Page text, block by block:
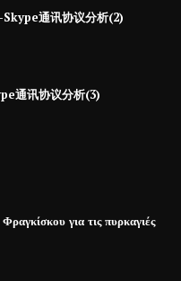
通讯协议分析(2)
通讯协议分析(3)
για τις πυρκαγιές